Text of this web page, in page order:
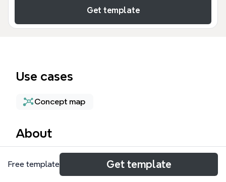
Get template
Use cases
Concept map
About
九二共識與台灣共識是兩岸關係中的核心政治名詞。這
份思維導圖模板涵蓋94個節點，從1992年海基會與海
Free template Get template